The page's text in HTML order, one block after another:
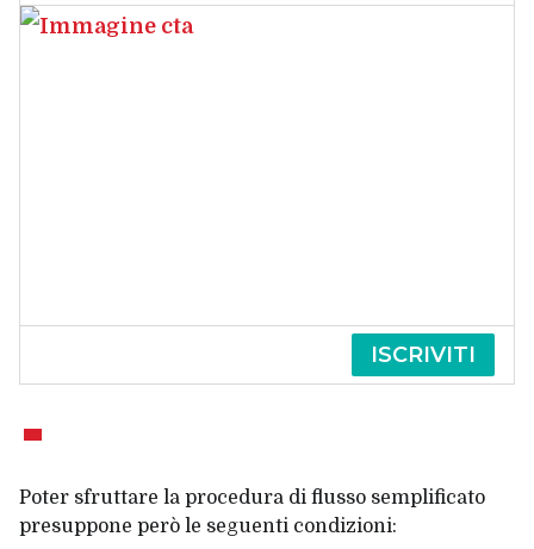
ISCRIVITI
Poter sfruttare la procedura di flusso semplificato
presuppone però le seguenti condizioni: